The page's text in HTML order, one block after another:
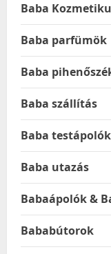
Baba
Baba parfümök
Baba
Baba szállítás
Baba
Baba utazás
Babaápolók &
Bababútorok